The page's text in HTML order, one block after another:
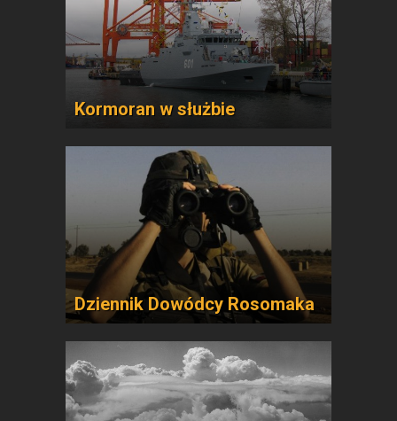
Kormoran w służbie
Dziennik Dowódcy Rosomaka